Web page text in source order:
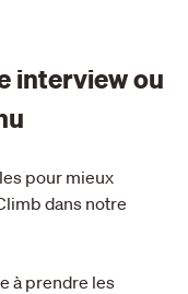
interview ou
pour mieux
dans notre
à prendre les